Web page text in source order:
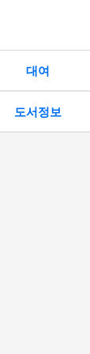
대여
도서정보